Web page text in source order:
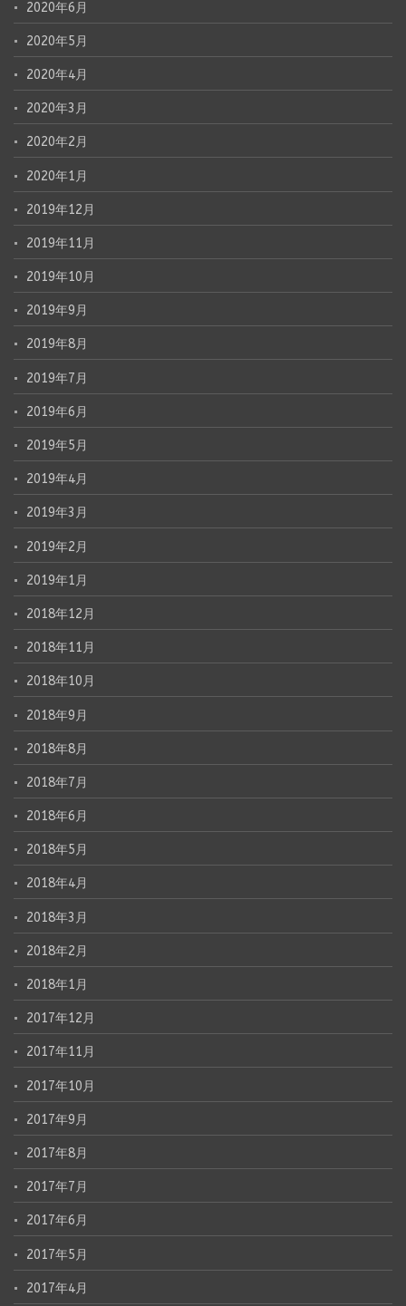
2020年6月
2020年5月
2020年4月
2020年3月
2020年2月
2020年1月
2019年12月
2019年11月
2019年10月
2019年9月
2019年8月
2019年7月
2019年6月
2019年5月
2019年4月
2019年3月
2019年2月
2019年1月
2018年12月
2018年11月
2018年10月
2018年9月
2018年8月
2018年7月
2018年6月
2018年5月
2018年4月
2018年3月
2018年2月
2018年1月
2017年12月
2017年11月
2017年10月
2017年9月
2017年8月
2017年7月
2017年6月
2017年5月
2017年4月